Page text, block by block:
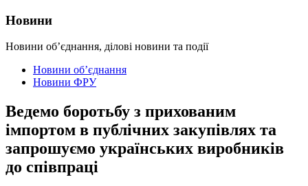
Новини
Новини об’єднання, ділові новини та події
Новини об’єднання
Новини ФРУ
Ведемо боротьбу з прихованим
імпортом в публічних закупівлях та
запрошуємо українських виробників
до співпраці